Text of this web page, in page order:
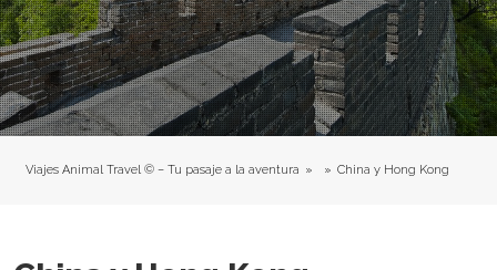
Viajes Animal Travel © – Tu pasaje a la aventura » » China y Hong Kong